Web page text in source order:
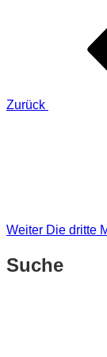
Zurück
Weiter Die dritte
Suche